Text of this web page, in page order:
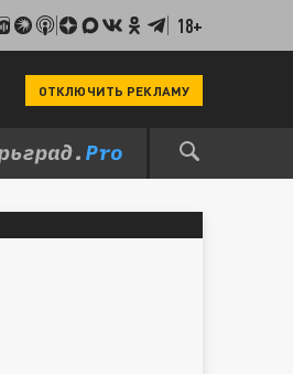
18+
ОТКЛЮЧИТЬ РЕКЛАМУ